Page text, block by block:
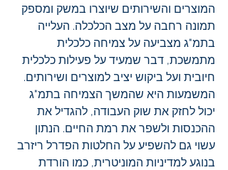
המוצרים והשירותים שיוצרו במשק ומספק
תמונה רחבה על מצב הכלכלה. העלייה
בתמ"ג מצביעה על צמיחה כלכלית
מתמשכת, דבר שמעיד על פעילות כלכלית
חיובית ועל ביקוש יציב למוצרים ושירותים.
המשמעות היא שהמשך הצמיחה בתמ"ג
יכול לחזק את שוק העבודה, להגדיל את
ההכנסות ולשפר את רמת החיים. הנתון
עשוי גם להשפיע על החלטות הפדרל ריזרב
בנוגע למדיניות המוניטרית, כמו הורדת